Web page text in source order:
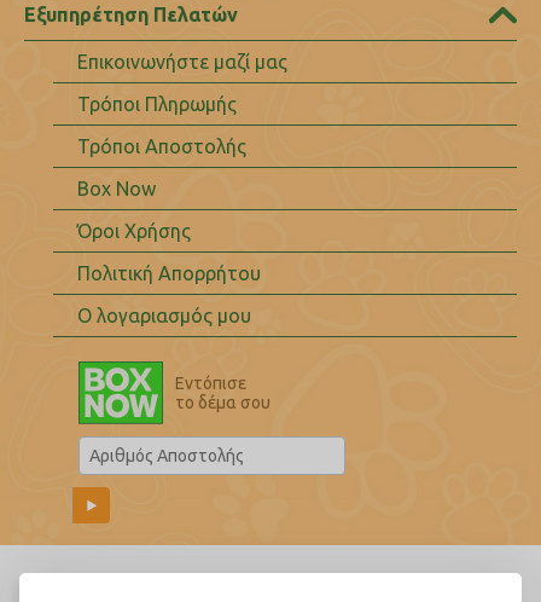
Εξυπηρέτηση Πελατών
Επικοινωνήστε μαζί μας
Τρόποι Πληρωμής
Τρόποι Αποστολής
Box Now
Όροι Χρήσης
Πολιτική Απορρήτου
Ο λογαριασμός μου
Εντόπισε
το δέμα σου